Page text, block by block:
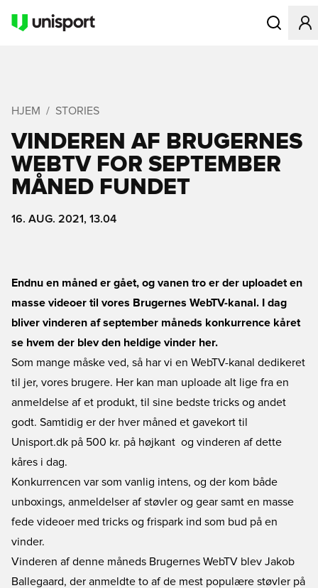
Åbner en
HJEM STORIES
VINDEREN AF BRUGERNES
WEBTV FOR SEPTEMBER
MÅNED FUNDET
16. AUG. 2021, 13.04
Endnu en måned er gået, og vanen tro er der uploadet en
masse videoer til vores Brugernes WebTV-kanal. I dag
bliver vinderen af september måneds konkurrence kåret 
se hvem der blev den heldige vinder her.
Som mange måske ved, så har vi en WebTV-kanal dedikeret
til jer, vores brugere. Her kan man uploade alt lige fra en
anmeldelse af et produkt, til sine bedste tricks og andet
godt. Samtidig er der hver måned et gavekort til
Unisport.dk på 500 kr. på højkant  og vinderen af dette
kåres i dag.
Konkurrencen var som vanlig intens, og der kom både
unboxings, anmeldelser af støvler og gear samt en masse
fede videoer med tricks og frispark ind som bud på en
vinder.
Vinderen af denne måneds Brugernes WebTV blev Jakob
Ballegaard, der anmeldte to af de mest populære støvler på